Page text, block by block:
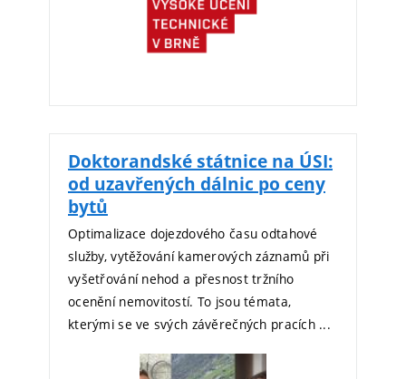
Doktorandské státnice na ÚSI:
od uzavřených dálnic po ceny
bytů
Optimalizace dojezdového času odtahové
služby, vytěžování kamerových záznamů při
vyšetřování nehod a přesnost tržního
ocenění nemovitostí. To jsou témata,
kterými se ve svých závěrečných pracích ...